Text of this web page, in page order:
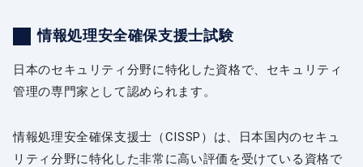
情報処理安全確保支援士試験
日本のセキュリティ分野に特化した資格で、セキュリティ
管理の専門家として認められます。
情報処理安全確保支援士（CISSP）は、日本国内のセキュ
リティ分野に特化した非常に高い評価を受けている資格で